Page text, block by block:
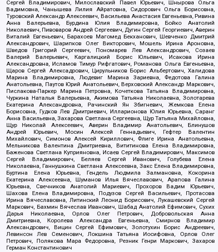
Сергей Владимирович, Милославский Павел Юрьевич, Шнырова Ольга
Вадимовна, Чанышева Лилия Айратовна, Сидорович Ольга Борисовна,
Туровский Александр Алексеевич, Васильева Анастасия Евгеньевна, Ривина
Анна Валерьевна, Бурдина Юлия Владимировна, Бойко Анатолий
Николаевич, Пивоваров Андрей Сергеевич, Дугин Сергей Георгиевич, Аверин
Виталий Евгеньевич, Барахоев Магомед Бекханович, Шевченко Дмитрий
Александрович, Шарипков Олег Викторович, Мошель Ирина Ароновна,
Шведов Григорий Сергеевич, Пономарев Лев Александрович, Созаев
Валерий Валерьевич, Каргалицкий Борис Юльевич, Исакова Ирина
Александровна, Исламов Тимур Рифгатович, Романова Ольга Евгеньевна,
Щаров Сергей Алексадрович, Цирульников Борис Альбертович, Халидова
Марина Владимировна, Людевиг Марина Зариевна, Федотова Галина
Анатольевна, Паутов Юрий Анатольевич, Верховский Александр Маркович,
Пислакова-Паркер Марина Петровна, Кочеткова Татьяна Владимировна,
Чуркина Наталья Валерьевна, Акимова Татьяна Николаевна, Золотарева
Екатерина Александровна, Рачинский Ян Збигневич, Жемкова Елена
Борисовна, Гудков Лев Дмитриевич, Илларионова Юлия Юрьевна, Саранг
Анна Васильевна, Захарова Светлана Сергеевна, Щур Татьяна Михайловна,
Щур Николай Алексеевич, Аверин Владимир Анатольевич, Блинушов
Андрей Юрьевич, Мосин Алексей Геннадьевич, Гефтер Валентин
Михайлович, Симонов Алексей Кириллович, Флиге Ирина Анатольевна,
Мельникова Валентина Дмитриевна, Вититинова Елена Владимировна,
Баженова Светлана Куприяновна, Исаев Сергей Владимирович, Максимов
Сергей Владимирович, Беляев Сергей Иванович, Голубева Елена
Николаевна, Ганнушкина Светлана Алексеевна, Закс Елена Владимировна,
Буртина Елена Юрьевна, Гендель Людмила Залмановна, Кокорина
Екатерина Алексеевна, Шуманов Илья Вячеславович, Арапова Галина
Юрьевна, Свечников Анатолий Мариевич, Прохоров Вадим Юрьевич,
Шахова Елена Владимировна, Подузов Сергей Васильевич, Протасова
Ирина Вячеславовна, Литинский Леонид Борисович, Лукашевский Сергей
Маркович, Бахмин Вячеслав Иванович, Шабад Анатолий Ефимович, Сухих
Дарья Николаевна, Орлов Олег Петрович, Добровольская Анна
Дмитриевна, Королева Александра Евгеньевна, Смирнов Владимир
Александрович, Вицин Сергей Ефимович, Золотухин Борис Андреевич,
Левинсон Лев Семенович, Локшина Татьяна Иосифовна, Орлов Олег
Петрович, Полякова Мара Федоровна, Резник Генри Маркович, Захаров
Герман Константинович